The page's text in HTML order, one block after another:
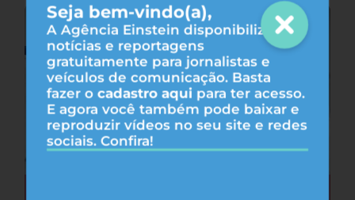
Seja bem-vindo(a),
A Agência Einstein disponibiliza
notícias e reportagens
gratuitamente para jornalistas e
veículos de comunicação. Basta
fazer o cadastro aqui para ter acesso.
E agora você também pode baixar e
reproduzir vídeos no seu site e redes
sociais. Confira!